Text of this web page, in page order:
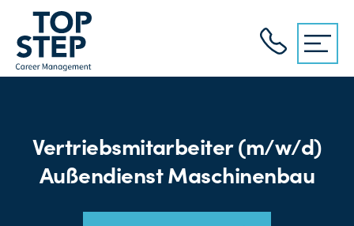
Vertriebsmitarbeiter (m/w/d)
Außendienst Maschinenbau